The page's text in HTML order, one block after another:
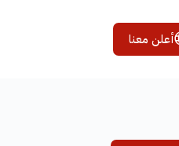
أعلن معنا